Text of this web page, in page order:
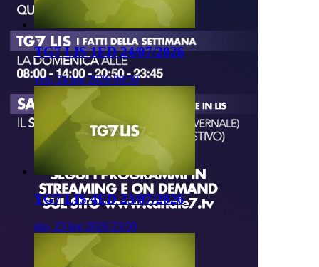
TG7 LIS 1ED 24/07/2026
ven, 24 lug 2026 09:50
TG7 LIS 4ED 23/07/2026
gio, 23 lug 2026 23:50